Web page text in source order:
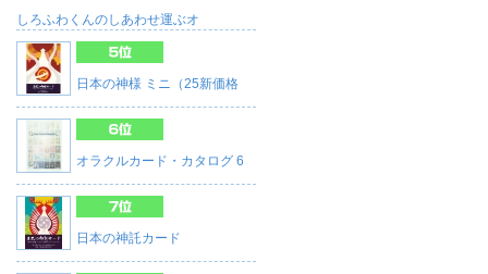
しろふわくんのしあわせ運ぶオ
日本の神様 ミニ（25新価格
オラクルカード・カタログ 6
日本の神託カード